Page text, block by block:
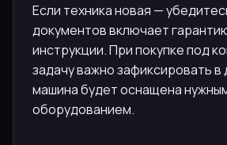
Если техника новая —
документов включает
инструкции. При покупке под
задачу важно зафиксировать в
машина будет оснащена
оборудованием.